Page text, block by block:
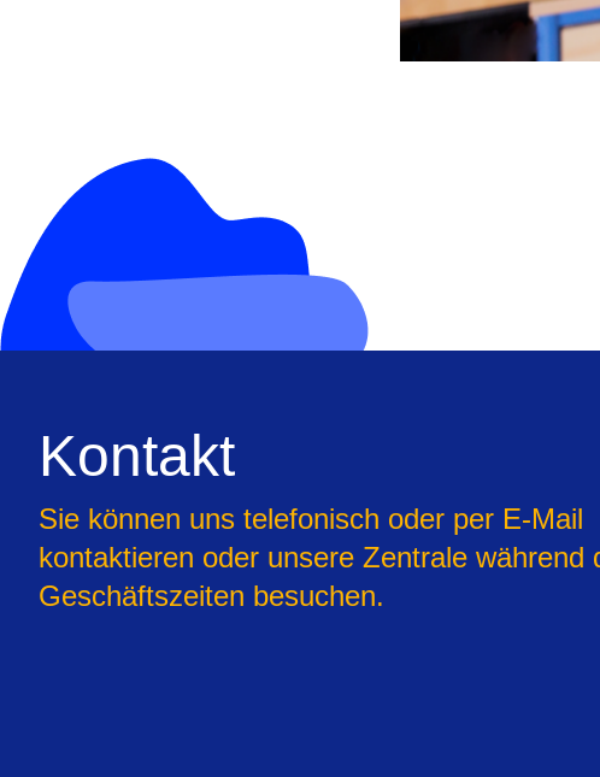
Kontakt
Sie können uns telefonisch oder per E-Mail
kontaktieren oder unsere Zentrale während
Geschäftszeiten besuchen.